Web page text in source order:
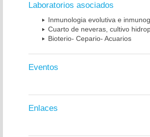
Laboratorios asociados
Inmunologia evolutiva e
Cuarto de neveras, cultivo
Bioterio- Cepario- Acuarios
Eventos
Enlaces